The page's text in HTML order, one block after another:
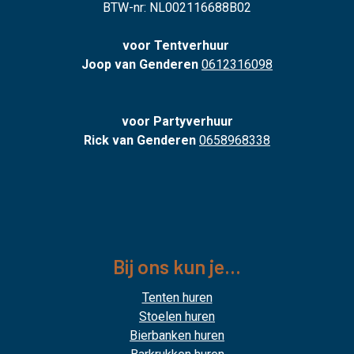
BTW-nr: NL002116688B02
voor Tentverhuur
Joop van Genderen 0612316098
voor Partyverhuur
Rick van Genderen 0658968338
Bij ons kun je...
Tenten huren
Stoelen huren
Bierbanken huren